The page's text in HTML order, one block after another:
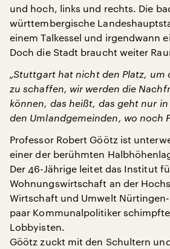
und hoch, links und rechts. Die
württembergische
einem Talkessel und irgendwann
Doch die Stadt braucht weiter
„Stuttgart hat nicht den Platz, um
zu schaffen, wir werden die
können, das heißt, das geht nur
den Umlandgemeinden, wo noch
Professor Robert Göötz ist
einer der berühmten
Der 46-Jährige leitet das Institut
Wohnungswirtschaft an der
Wirtschaft und Umwelt
paar Kommunalpolitiker
Lobbyisten.
Göötz zuckt mit den Schultern